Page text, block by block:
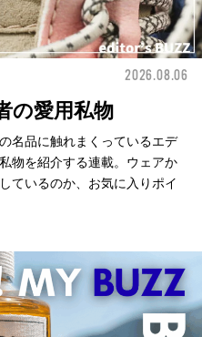
2026.08.06
の愛用私物
名品に触れまくっているエデ
物を紹介する連載。ウェアか
ているのか、お気に入りポイ